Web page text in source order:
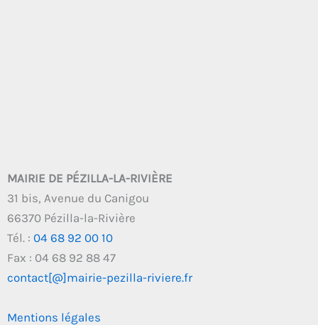
MAIRIE DE PÉZILLA-LA-RIVIÈRE
31 bis, Avenue du Canigou
66370 Pézilla-la-Rivière
Tél. : 04 68 92 00 10
Fax : 04 68 92 88 47
contact[@]mairie-pezilla-riviere.fr
Mentions légales